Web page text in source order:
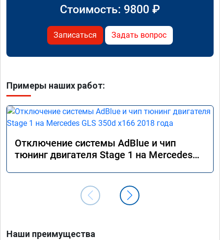
Стоимость: 9800 ₽
Записаться Задать вопрос
Примеры наших работ:
Отключение системы AdBlue и чип
тюнинг двигателя Stage 1 на Mercedes
Наши преимущества